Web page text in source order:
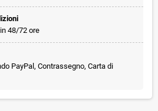
48/72 ore
PayPal, Contrassegno, Carta di